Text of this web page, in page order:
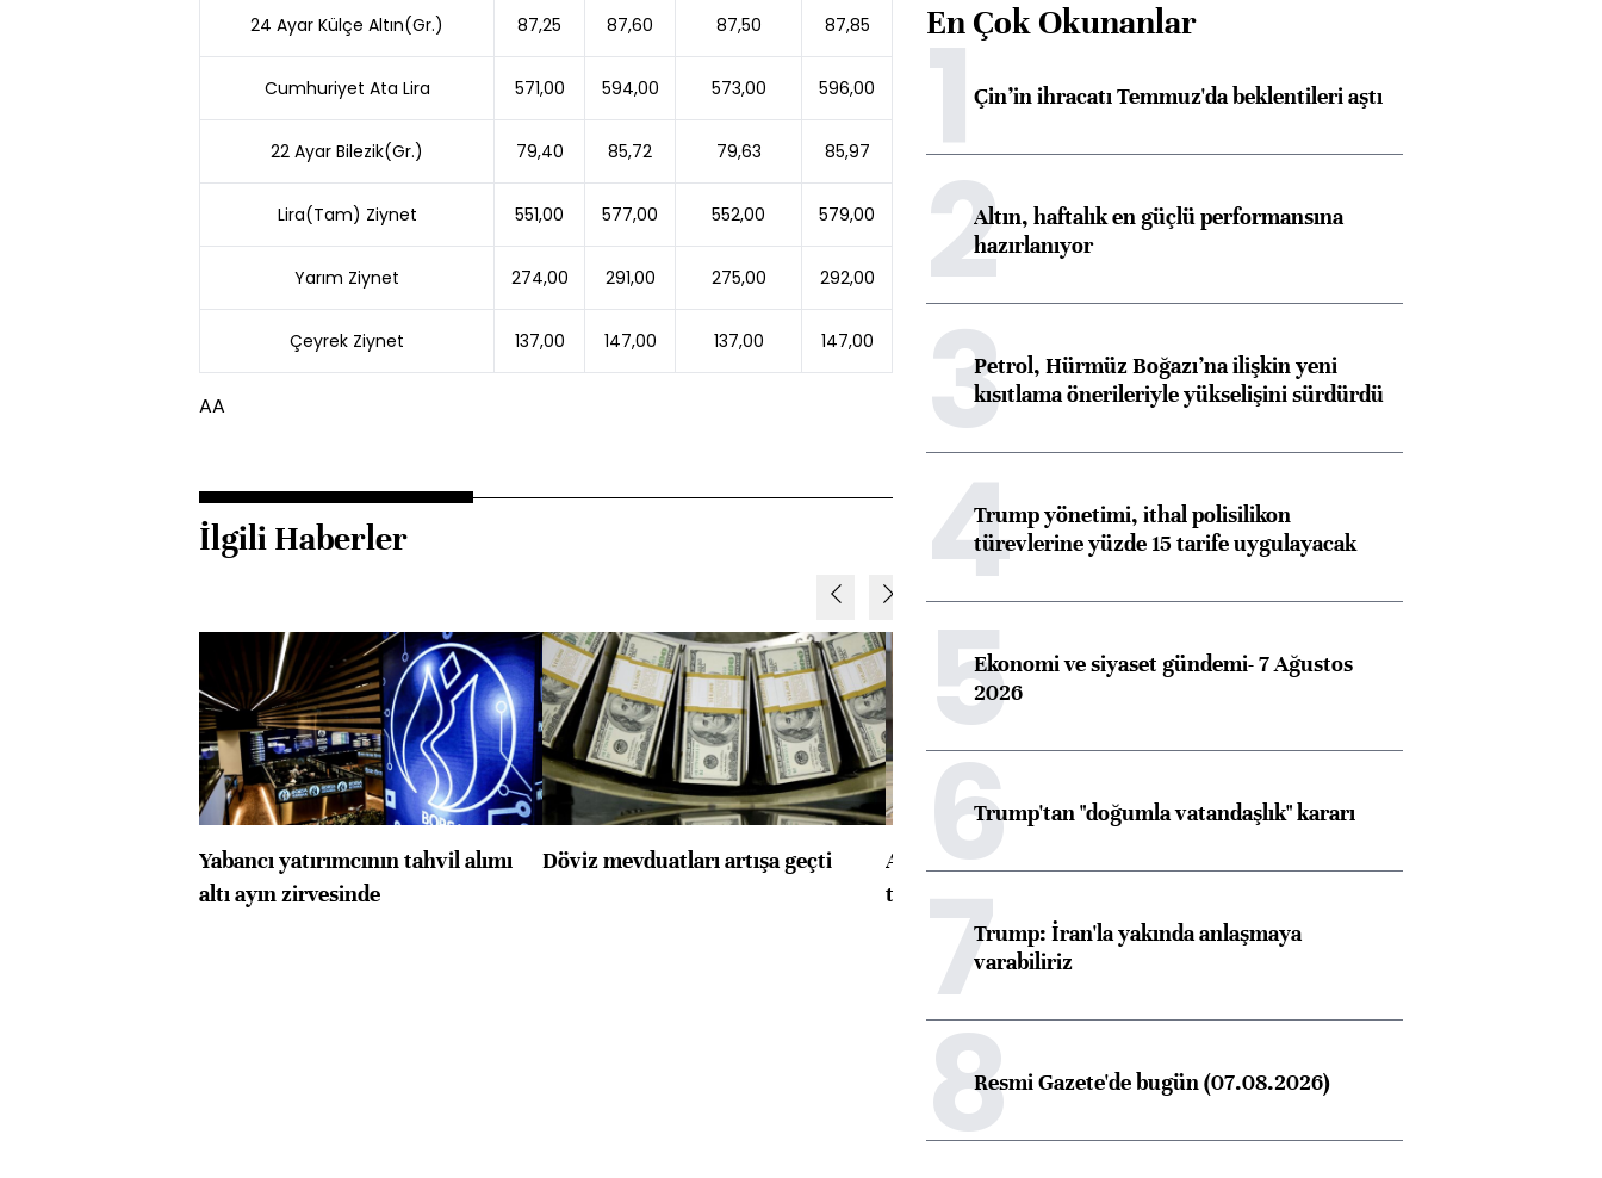
24 Ayar Külçe Altın(Gr.) 87,25 87,60 87,50 87,85
Cumhuriyet Ata Lira 571,00 594,00 573,00 596,00
22 Ayar Bilezik(Gr.) 79,40 85,72 79,63 85,97
Lira(Tam) Ziynet 551,00 577,00 552,00 579,00
Yarım Ziynet 274,00 291,00 275,00 292,00
Çeyrek Ziynet 137,00 147,00 137,00 147,00
AA
İlgili Haberler
Yabancı yatırımcının tahvil alımı
altı ayın zirvesinde
Döviz mevduatları artışa geçti
ABD'de konut başlangıçları
toparlandı
Almanya, Commerzbank
En Çok Okunanlar
1Çin’in ihracatı Temmuz'da beklentileri aştı
2Altın, haftalık en güçlü performansına
hazırlanıyor
3Petrol, Hürmüz Boğazı’na ilişkin yeni
kısıtlama önerileriyle yükselişini sürdürdü
4Trump yönetimi, ithal polisilikon
türevlerine yüzde 15 tarife uygulayacak
5Ekonomi ve siyaset gündemi- 7 Ağustos
2026
6Trump'tan "doğumla vatandaşlık" kararı
7Trump: İran'la yakında anlaşmaya
varabiliriz
8Resmi Gazete'de bugün (07.08.2026)